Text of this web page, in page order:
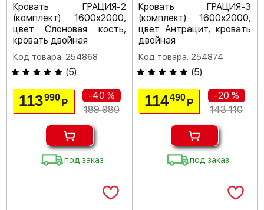
Кровать ГРАЦИЯ-2
(комплект) 1600х2000,
цвет Слоновая кость,
кровать двойная
Код товара: 254868
(5)
113990Р
-40 %
189 980
под заказ
Кровать ГРАЦИЯ-3
(комплект) 1600х2000,
цвет Антрацит, кровать
двойная
Код товара: 254874
(5)
114490 Р
-20 %
143 110
под заказ